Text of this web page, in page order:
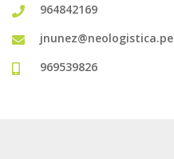
964842169
jnunez@neologistica.pe
969539826